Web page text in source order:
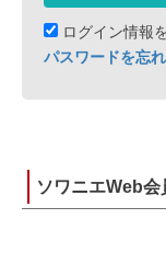
ログイン情報
パスワードを忘
ソワニエWeb会